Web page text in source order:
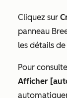
Cliquez sur
panneau
les détails
Pour
Afficher